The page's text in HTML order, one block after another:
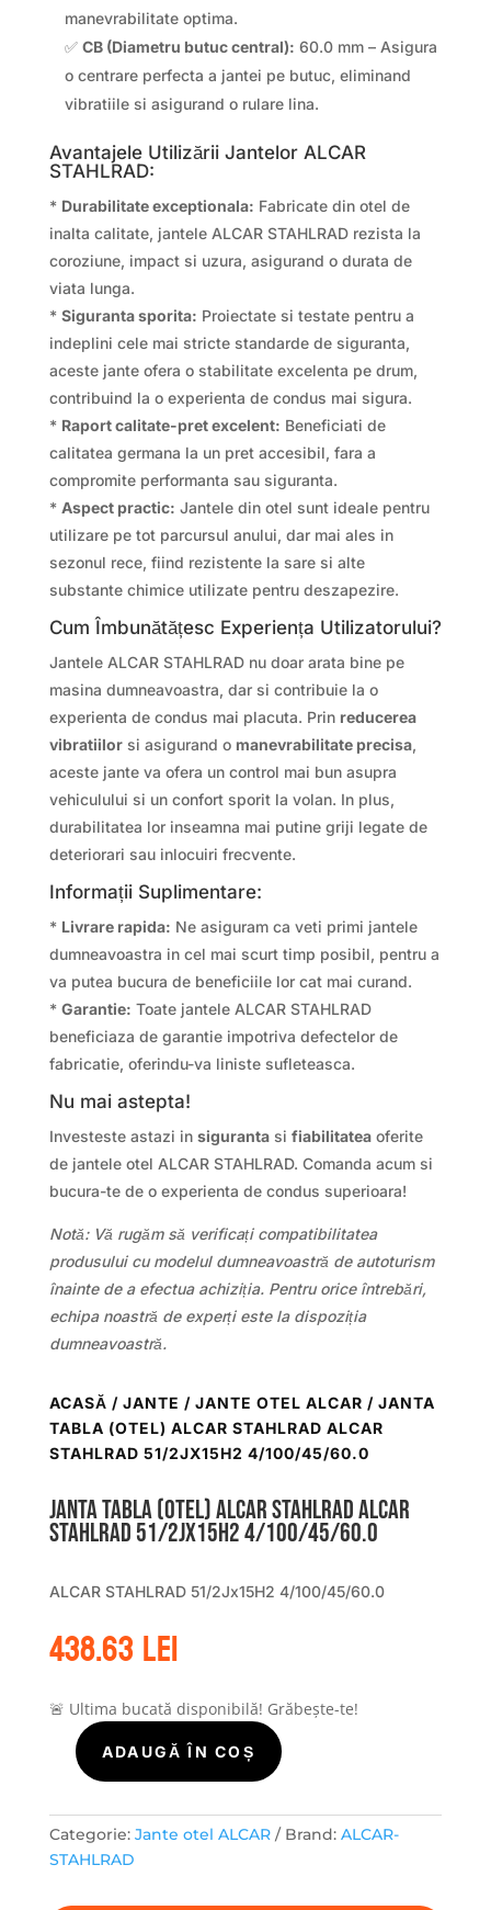
manevrabilitate optima.
✅ CB (Diametru butuc central): 60.0 mm – Asigura
o centrare perfecta a jantei pe butuc, eliminand
vibratiile si asigurand o rulare lina.
Avantajele Utilizării Jantelor ALCAR
STAHLRAD:
* Durabilitate exceptionala: Fabricate din otel de
inalta calitate, jantele ALCAR STAHLRAD rezista la
coroziune, impact si uzura, asigurand o durata de
viata lunga.
* Siguranta sporita: Proiectate si testate pentru a
indeplini cele mai stricte standarde de siguranta,
aceste jante ofera o stabilitate excelenta pe drum,
contribuind la o experienta de condus mai sigura.
* Raport calitate-pret excelent: Beneficiati de
calitatea germana la un pret accesibil, fara a
compromite performanta sau siguranta.
* Aspect practic: Jantele din otel sunt ideale pentru
utilizare pe tot parcursul anului, dar mai ales in
sezonul rece, fiind rezistente la sare si alte
substante chimice utilizate pentru deszapezire.
Cum Îmbunătățesc Experiența Utilizatorului?
Jantele ALCAR STAHLRAD nu doar arata bine pe
masina dumneavoastra, dar si contribuie la o
experienta de condus mai placuta. Prin reducerea
vibratiilorsi asigurand o manevrabilitate precisa,
aceste jante va ofera un control mai bun asupra
vehiculului si un confort sporit la volan. In plus,
durabilitatea lor inseamna mai putine griji legate de
deteriorari sau inlocuiri frecvente.
Informații Suplimentare:
* Livrare rapida: Ne asiguram ca veti primi jantele
dumneavoastra in cel mai scurt timp posibil, pentru a
va putea bucura de beneficiile lor cat mai curand.
* Garantie: Toate jantele ALCAR STAHLRAD
beneficiaza de garantie impotriva defectelor de
fabricatie, oferindu-va liniste sufleteasca.
Nu mai astepta!
Investeste astazi in sigurantasi fiabilitateaoferite
de jantele otel ALCAR STAHLRAD. Comanda acum si
bucura-te de o experienta de condus superioara!
Notă: Vă rugăm să verificați compatibilitatea
produsului cu modelul dumneavoastră de autoturism
înainte de a efectua achiziția. Pentru orice întrebări,
echipa noastră de experți este la dispoziția
dumneavoastră.
ACASĂ / JANTE / JANTE OTEL ALCAR / JANTA
TABLA (OTEL) ALCAR STAHLRAD ALCAR
STAHLRAD 51/2JX15H2 4/100/45/60.0
Janta tabla (otel) ALCAR STAHLRAD ALCAR
STAHLRAD 51/2Jx15H2 4/100/45/60.0
ALCAR STAHLRAD 51/2Jx15H2 4/100/45/60.0
438.63lei
🚨 Ultima bucată disponibilă! Grăbește-te!
Cantitate
tabla
(otel)
ALCAR
ADAUGĂ ÎN COȘ
Categorie: Jante otel ALCAR Brand: ALCAR-
STAHLRAD